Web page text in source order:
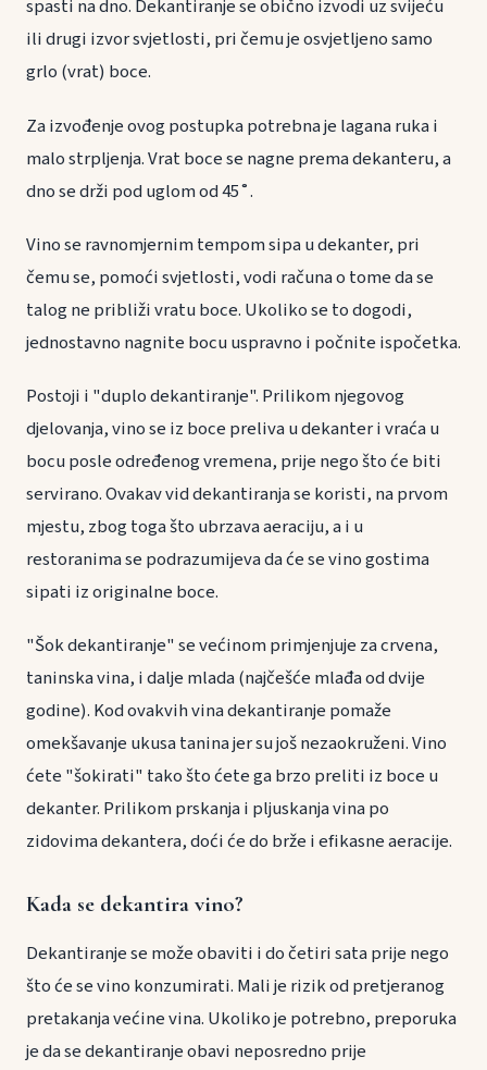
spasti na dno. Dekantiranje se obično izvodi uz svijeću
ili drugi izvor svjetlosti, pri čemu je osvjetljeno samo
grlo (vrat) boce.
Za izvođenje ovog postupka potrebna je lagana ruka i
malo strpljenja. Vrat boce se nagne prema dekanteru, a
dno se drži pod uglom od 45˚.
Vino se ravnomjernim tempom sipa u dekanter, pri
čemu se, pomoći svjetlosti, vodi računa o tome da se
talog ne približi vratu boce. Ukoliko se to dogodi,
jednostavno nagnite bocu uspravno i počnite ispočetka.
Postoji i "duplo dekantiranje". Prilikom njegovog
djelovanja, vino se iz boce preliva u dekanter i vraća u
bocu posle određenog vremena, prije nego što će biti
servirano. Ovakav vid dekantiranja se koristi, na prvom
mjestu, zbog toga što ubrzava aeraciju, a i u
restoranima se podrazumijeva da će se vino gostima
sipati iz originalne boce.
"Šok dekantiranje" se većinom primjenjuje za crvena,
taninska vina, i dalje mlada (najčešće mlađa od dvije
godine). Kod ovakvih vina dekantiranje pomaže
omekšavanje ukusa tanina jer su još nezaokruženi. Vino
ćete "šokirati" tako što ćete ga brzo preliti iz boce u
dekanter. Prilikom prskanja i pljuskanja vina po
zidovima dekantera, doći će do brže i efikasne aeracije.
Kada se dekantira vino?
Dekantiranje se može obaviti i do četiri sata prije nego
što će se vino konzumirati. Mali je rizik od pretjeranog
pretakanja većine vina. Ukoliko je potrebno, preporuka
je da se dekantiranje obavi neposredno prije